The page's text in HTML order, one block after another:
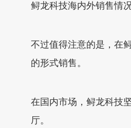
鲟龙科技海内外销售情
不过值得注意的是，在
的形式销售。
在国内市场，鲟龙科技
厅。